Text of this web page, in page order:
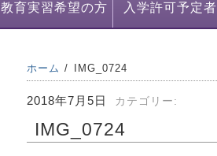
教育実習希望の方 入学許可予定者
ホーム IMG_0724
2018年7月5日 カテゴリー:
IMG_0724